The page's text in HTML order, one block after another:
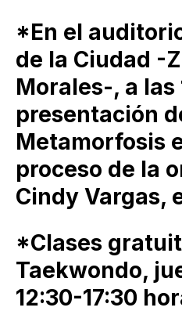
*En el
de la Ciudad -
Morales-, a las
presentación
Metamorfosis
proceso de la
Cindy Vargas,
*Clases
Taekwondo,
12:30-17:30